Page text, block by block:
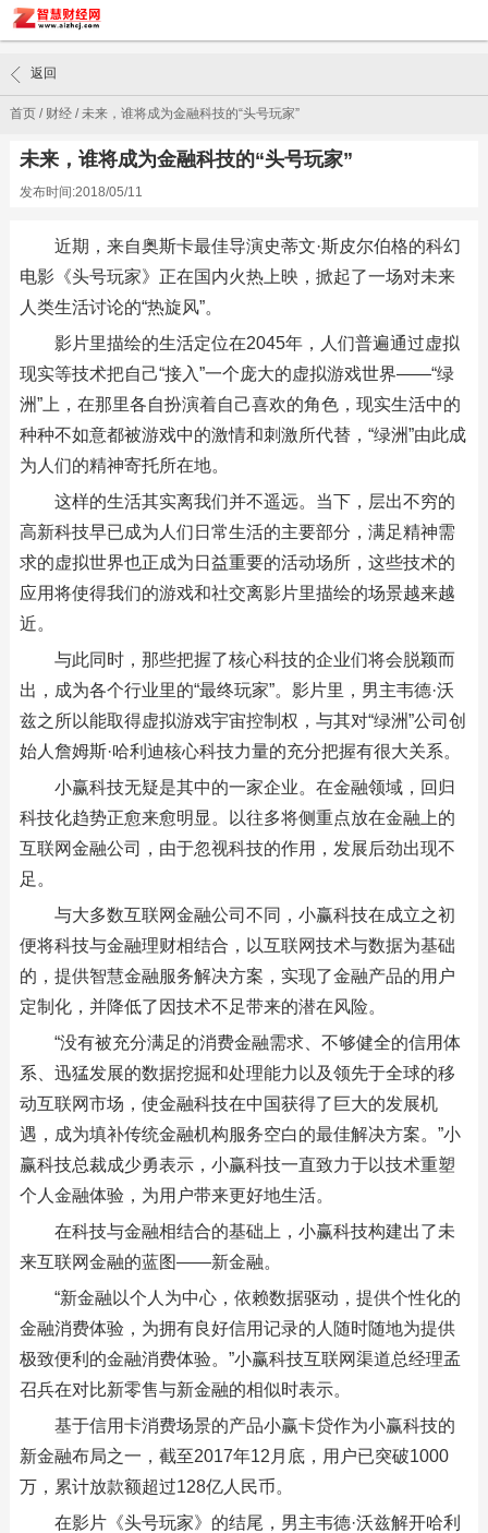
首页/ 财经/未来，谁将成为金融科技的“头号玩家”
返回
未来，谁将成为金融科技的“头号玩家”
发布时间:2018/05/11
近期，来自奥斯卡最佳导演史蒂文·斯皮尔伯格的科幻
电影《头号玩家》正在国内火热上映，掀起了一场对未来
人类生活讨论的“热旋风”。
影片里描绘的生活定位在2045年，人们普遍通过虚拟
现实等技术把自己“接入”一个庞大的虚拟游戏世界——“绿
洲”上，在那里各自扮演着自己喜欢的角色，现实生活中的
种种不如意都被游戏中的激情和刺激所代替，“绿洲”由此成
为人们的精神寄托所在地。
这样的生活其实离我们并不遥远。当下，层出不穷的
高新科技早已成为人们日常生活的主要部分，满足精神需
求的虚拟世界也正成为日益重要的活动场所，这些技术的
应用将使得我们的游戏和社交离影片里描绘的场景越来越
近。
与此同时，那些把握了核心科技的企业们将会脱颖而
出，成为各个行业里的“最终玩家”。影片里，男主韦德·沃
兹之所以能取得虚拟游戏宇宙控制权，与其对“绿洲”公司创
始人詹姆斯·哈利迪核心科技力量的充分把握有很大关系。
小赢科技无疑是其中的一家企业。在金融领域，回归
科技化趋势正愈来愈明显。以往多将侧重点放在金融上的
互联网金融公司，由于忽视科技的作用，发展后劲出现不
足。
与大多数互联网金融公司不同，小赢科技在成立之初
便将科技与金融理财相结合，以互联网技术与数据为基础
的，提供智慧金融服务解决方案，实现了金融产品的用户
定制化，并降低了因技术不足带来的潜在风险。
“没有被充分满足的消费金融需求、不够健全的信用体
系、迅猛发展的数据挖掘和处理能力以及领先于全球的移
动互联网市场，使金融科技在中国获得了巨大的发展机
遇，成为填补传统金融机构服务空白的最佳解决方案。”小
赢科技总裁成少勇表示，小赢科技一直致力于以技术重塑
个人金融体验，为用户带来更好地生活。
在科技与金融相结合的基础上，小赢科技构建出了未
来互联网金融的蓝图——新金融。
“新金融以个人为中心，依赖数据驱动，提供个性化的
金融消费体验，为拥有良好信用记录的人随时随地为提供
极致便利的金融消费体验。”小赢科技互联网渠道总经理孟
召兵在对比新零售与新金融的相似时表示。
基于信用卡消费场景的产品小赢卡贷作为小赢科技的
新金融布局之一，截至2017年12月底，用户已突破1000
万，累计放款额超过128亿人民币。
在影片《头号玩家》的结尾，男主韦德·沃兹解开哈利